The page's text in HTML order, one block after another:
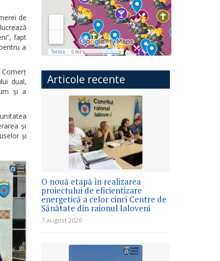
de
fapt
a
Comerț
dual,
și a
și
și
Articole recente
O nouă etapă în realizarea
proiectului de eficientizare
energetică a celor cinci Centre de
Sănătate din raionul Ialoveni
7 august 2026